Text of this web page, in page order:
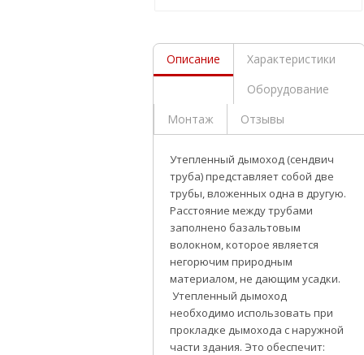
Описание
Характеристики
Оборудование
Монтаж
Отзывы
Утепленный дымоход (сендвич
труба) представляет собой две
трубы, вложенных одна в другую.
Расстояние между трубами
заполнено базальтовым
волокном, которое является
негорючим природным
материалом, не дающим усадки.
Утепленный дымоход
необходимо использовать при
прокладке дымохода с наружной
части здания. Это обеспечит: